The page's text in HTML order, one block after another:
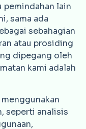
pemindahan lain
sama ada
sebahagian
atau prosiding
dipegang oleh
kami adalah
seperti analisis